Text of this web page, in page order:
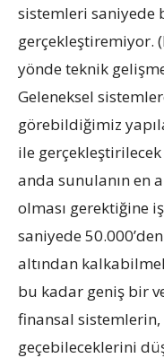
sistemleri saniyede
gerçekleştiremiyor.
yönde teknik
Geleneksel
görebildiğimiz
ile
anda sunulanın en
olması gerektiğine
saniyede
altından
bu kadar geniş bir
finansal
geçebileceklerini